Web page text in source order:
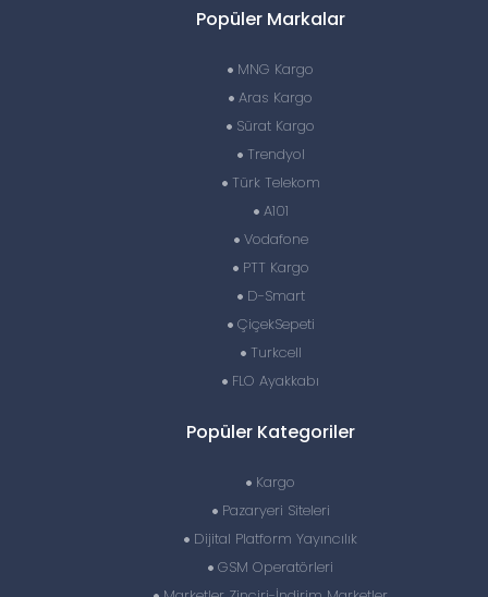
Popüler Markalar
MNG Kargo
Aras Kargo
Sürat Kargo
Trendyol
Türk Telekom
A101
Vodafone
PTT Kargo
D-Smart
ÇiçekSepeti
Turkcell
FLO Ayakkabı
Popüler Kategoriler
Kargo
Pazaryeri Siteleri
Dijital Platform Yayıncılık
GSM Operatörleri